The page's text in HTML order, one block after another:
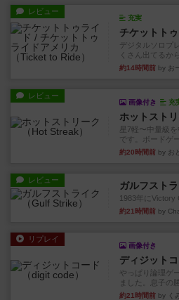
レビュー
充実
デジタルソロプ
くさん出てるか
約14時間前 by お
レビュー
画像付き 充
ホットスト
星7軽〜中量級
です。ボードゲ
約20時間前 by お
レビュー ガルフスト
1983年にVictory
約21時間前 by
リプレイ
画像付き
ディジット
やっぱり論理ゲ
ました。息子の
約21時間前 by く